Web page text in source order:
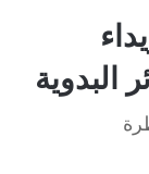
البدوية